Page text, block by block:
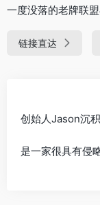
一度没落的老牌联
链接直达
创始人Jason沉
是一家很具有侵